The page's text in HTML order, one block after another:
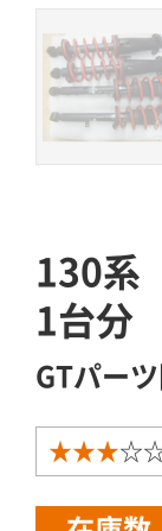
130
1台分
GTパー
★★★